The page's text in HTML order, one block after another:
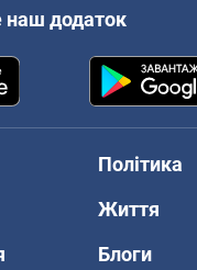
наш додаток
Політика
Життя
Блоги